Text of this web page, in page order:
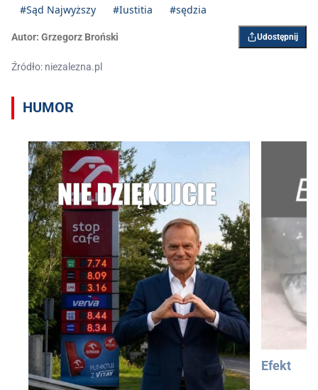
#Sąd Najwyższy #Iustitia #sędzia
Autor: Grzegorz Broński Udostępnij
Źródło: niezalezna.pl
HUMOR
Efekt